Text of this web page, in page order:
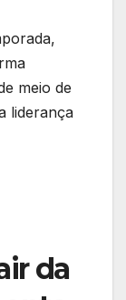
meio de
liderança
da